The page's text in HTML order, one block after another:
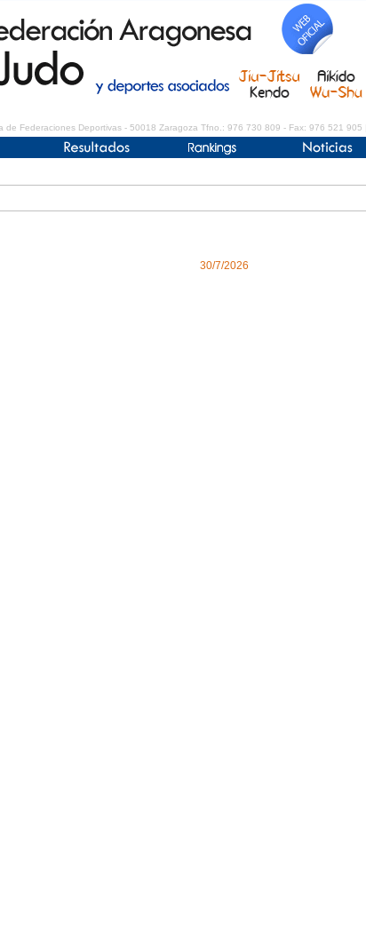
de Federaciones Deportivas - 50018 Zaragoza Tfno.: 976 730 809 - Fax: 976 521 905
30/7/2026